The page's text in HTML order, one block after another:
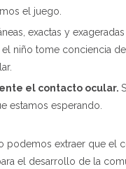
el juego.
exactas y exageradas
niño tome conciencia
el contacto ocular.
estamos esperando.
podemos extraer que el
el desarrollo de la